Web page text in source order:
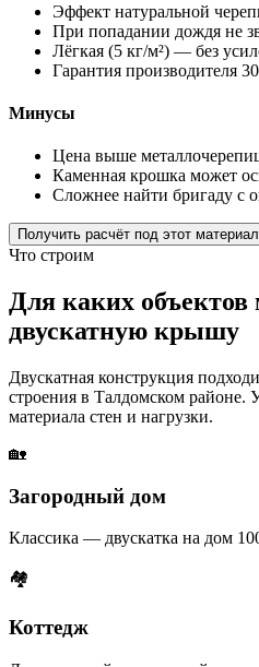
Эффект натуральной
При попадании дождя не
Лёгкая (5 кг/м²) — без
Гарантия производителя
Минусы
Цена выше
Каменная крошка может
Сложнее найти бригаду с
Получить расчёт под этот
Что строим
Для каких
двускатную крышу
Двускатная конструкция
строения в Талдомском районе.
материала стен и нагрузки.
🏡
Загородный дом
Классика — двускатка на дом
🏘
Коттедж